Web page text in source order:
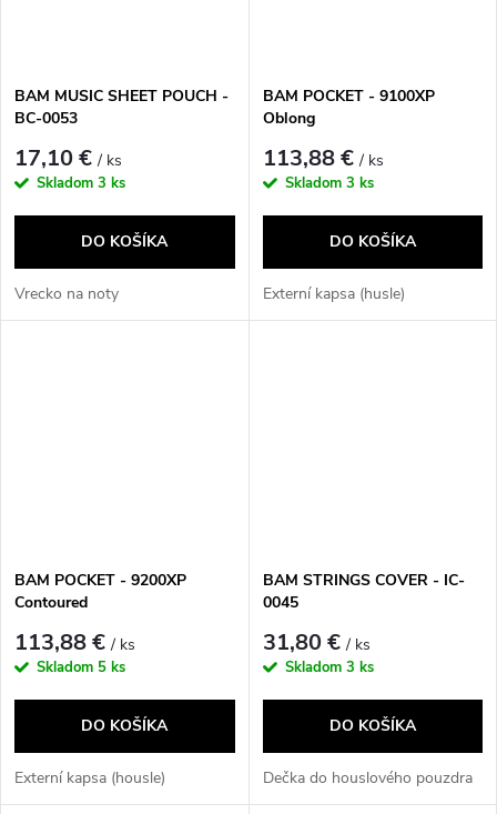
BAM MUSIC SHEET POUCH -
BC-0053
17,10 €/ ks
Skladom 3 ks
DO KOŠÍKA
Vrecko na noty
BAM POCKET - 9100XP
Oblong
113,88 €/ ks
Skladom 3 ks
DO KOŠÍKA
Externí kapsa (husle)
BAM POCKET - 9200XP
Contoured
113,88 €/ ks
Skladom 5 ks
DO KOŠÍKA
Externí kapsa (housle)
BAM STRINGS COVER - IC-
0045
31,80 €/ ks
Skladom 3 ks
DO KOŠÍKA
Dečka do houslového pouzdra